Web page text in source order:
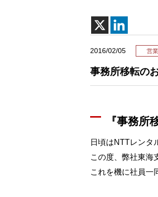
2016/02/05 営
事務所移転の
『事務所
日頃はNTTレンタ
この度、弊社東海
これを機に社員一